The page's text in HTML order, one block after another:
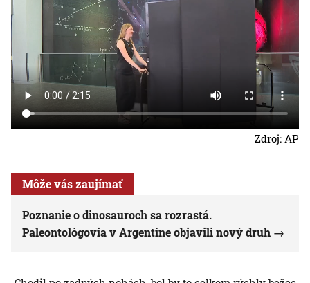
Zdroj: AP
Môže vás zaujímať
Poznanie o dinosauroch sa rozrastá.
Paleontológovia v Argentíne objavili nový druh